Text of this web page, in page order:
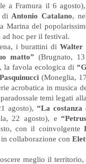
a Framura il 6
di Antonio Catalano,
Marina del
ad hoc per il festival.
i burattini di Walter
matto”(Brugnato,
la favola ecologica di
(Moneglia,
acrobatica in musica
temi legati
agosto),“La costanza
22 agosto), e
con il coinvolgente
collaborazione con
meglio il territorio,